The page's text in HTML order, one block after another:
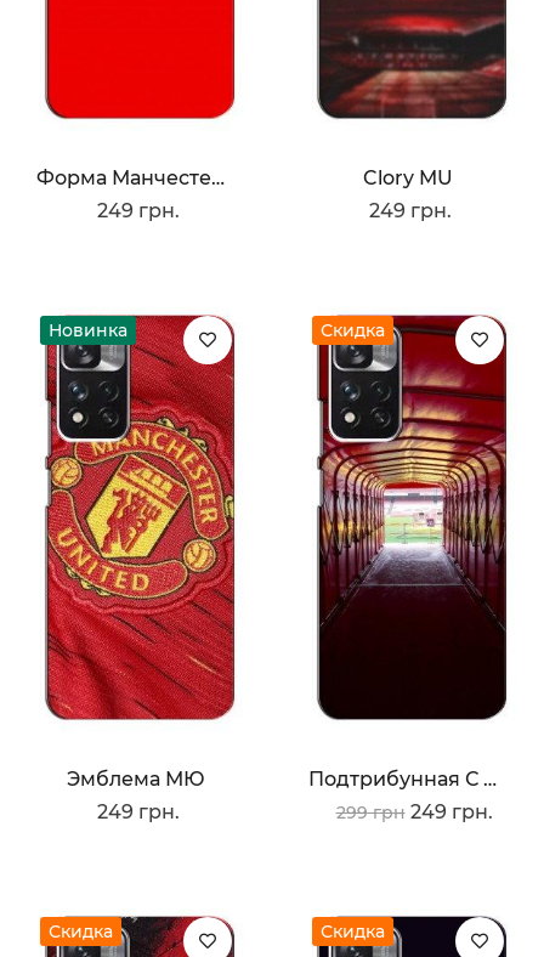
Форма Манчестера Юнайтед
249 грн.
Clory MU
249 грн.
Новинка
Эмблема МЮ
249 грн.
Скидка
Подтрибунная С Олд Трафорд
299 грн 249 грн.
Скидка Скидка